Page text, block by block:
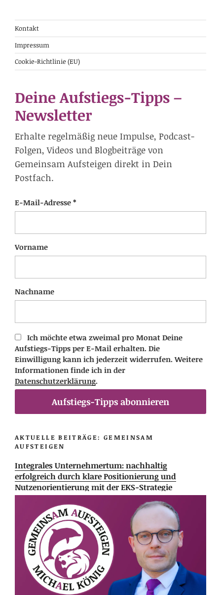
Kontakt
Impressum
Cookie-Richtlinie (EU)
Deine Aufstiegs-Tipps –
Newsletter
Erhalte regelmäßig neue Impulse, Podcast-
Folgen, Videos und Blogbeiträge von
Gemeinsam Aufsteigen direkt in Dein
Postfach.
E-Mail-Adresse *
Vorname
Nachname
Ich möchte etwa zweimal pro Monat Deine
Aufstiegs-Tipps per E-Mail erhalten. Die
Einwilligung kann ich jederzeit widerrufen. Weitere
Informationen finde ich in der
Datenschutzerklärung.
Aufstiegs-Tipps abonnieren
AKTUELLE BEITRÄGE: GEMEINSAM
AUFSTEIGEN
Integrales Unternehmertum: nachhaltig
erfolgreich durch klare Positionierung und
Nutzenorientierung mit der EKS-Strategie